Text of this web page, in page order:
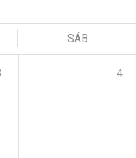
SÁB
4